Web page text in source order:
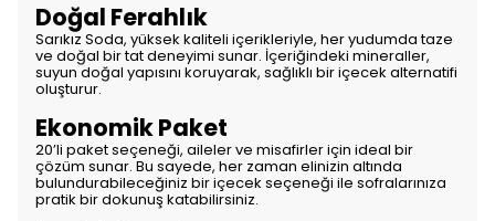
Doğal Ferahlık
Sarıkız Soda, yüksek kaliteli içerikleriyle, her yudumda taze
ve doğal bir tat deneyimi sunar. İçeriğindeki mineraller,
suyun doğal yapısını koruyarak, sağlıklı bir içecek alternatifi
oluşturur.
Ekonomik Paket
20’li paket seçeneği, aileler ve misafirler için ideal bir
çözüm sunar. Bu sayede, her zaman elinizin altında
bulundurabileceğiniz bir içecek seçeneği ile sofralarınıza
pratik bir dokunuş katabilirsiniz.